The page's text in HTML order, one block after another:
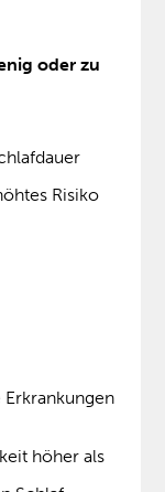
oder zu
Risiko
höher als